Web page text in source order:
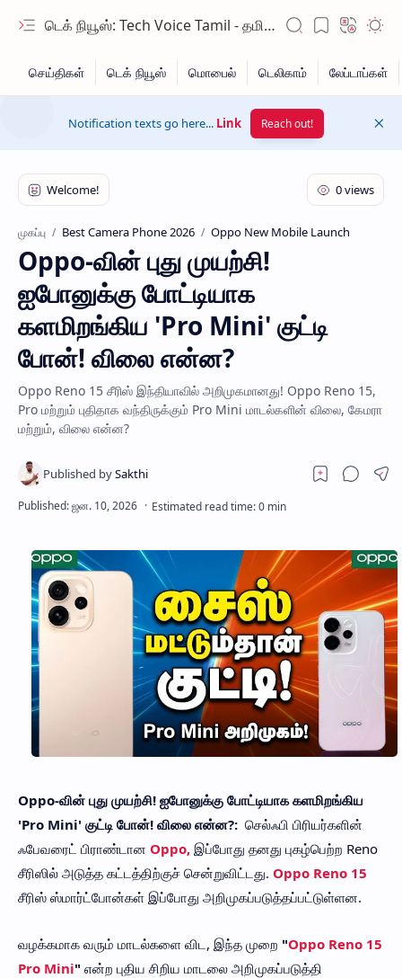
டெக் நியூஸ்: Tech Voice Tamil - தமிழ் டெக் & 2026 AI செய்திகள்.
Hidden Menu
Hidden Menu
Notification texts go here... Link Reach out!
முகப்பு Best Camera Phone 2026 Oppo New Mobile Launch
Oppo-வின் புது முயற்சி!
ஐபோனுக்கு போட்டியாக
களமிறங்கிய 'Pro Mini' குட்டி
போன்! விலை என்ன?
Oppo Reno 15 சீரிஸ் இந்தியாவில் அறிமுகமானது! Oppo Reno 15,
Pro மற்றும் புதிதாக வந்திருக்கும் Pro Mini மாடல்களின் விலை, கேமரா
மற்றும், விலை என்ன?
Oppo-வின் புது முயற்சி! ஐபோனுக்கு போட்டியாக களமிறங்கிய
'Pro Mini' குட்டி போன்! விலை என்ன?: செல்ஃபி பிரியர்களின்
ஃபேவரைட் பிராண்டான Oppo, இப்போது தனது புகழ்பெற்ற Reno
சீரிஸில் அடுத்த கட்டத்திற்குச் சென்றுவிட்டது. Oppo Reno 15
சீரிஸ் ஸ்மார்ட்போன்கள் இப்போது அறிமுகப்படுத்தப்பட்டுள்ளன.
வழக்கமாக வரும் மாடல்களை விட, இந்த முறை "Oppo Reno 15
Pro Mini" என்ற புதிய சிறிய மாடலை அறிமுகப்படுத்தி